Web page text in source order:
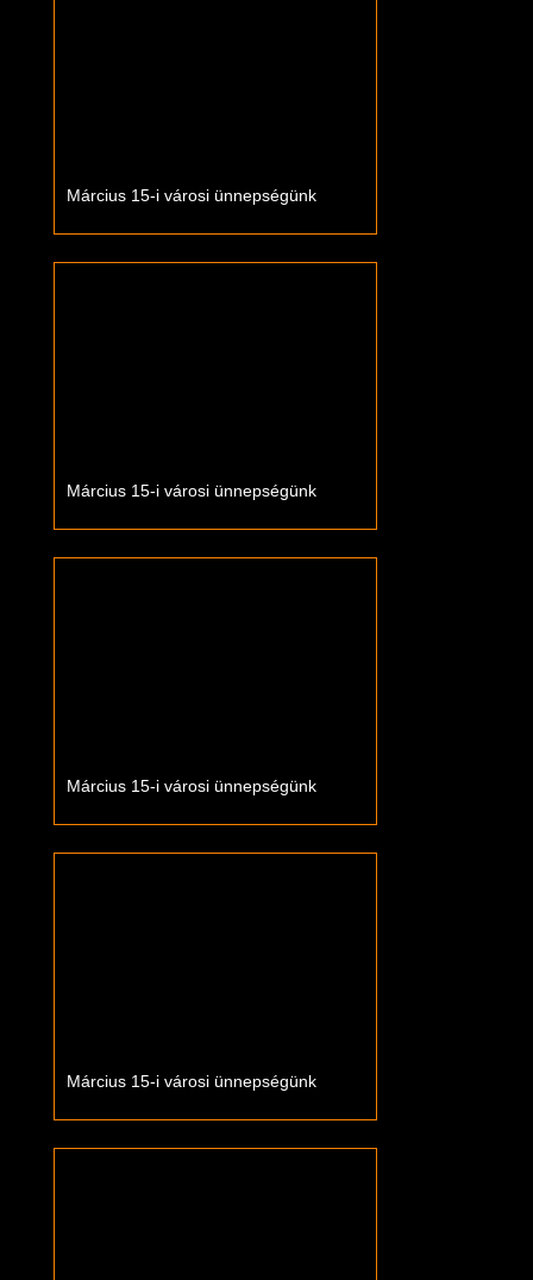
Március 15-i városi ünnepségünk
Március 15-i városi ünnepségünk
Március 15-i városi ünnepségünk
Március 15-i városi ünnepségünk